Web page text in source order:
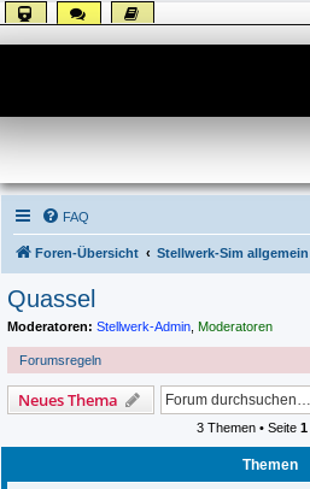
FAQ
Foren-Übersicht Stellwerk-Sim allgemein
Quassel
Moderatoren: Stellwerk-Admin Moderatoren
Forumsregeln
Neues Thema
3 Themen • Seite 1
Themen